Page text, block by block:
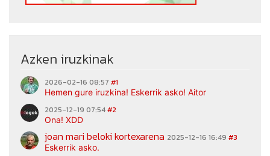
Azken iruzkinak
2026-02-16 08:57 #1
Hemen gure iruzkina! Eskerrik asko! Aitor
2025-12-19 07:54#2
Ona! XDD
joan mari beloki kortexarena 2025-12-16 16:49 #3
Eskerrik asko.